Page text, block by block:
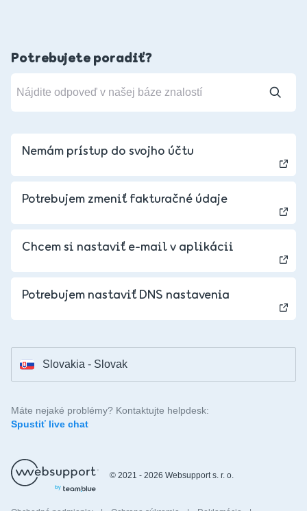
Potrebujete poradiť?
Nemám prístup do svojho účtu
Potrebujem zmeniť fakturačné údaje
Chcem si nastaviť e-mail v aplikácii
Potrebujem nastaviť DNS nastavenia
Slovakia - Slovak
Máte nejaké problémy? Kontaktujte helpdesk:
Spustiť live chat
© 2021 - 2026 Websupport s. r. o.